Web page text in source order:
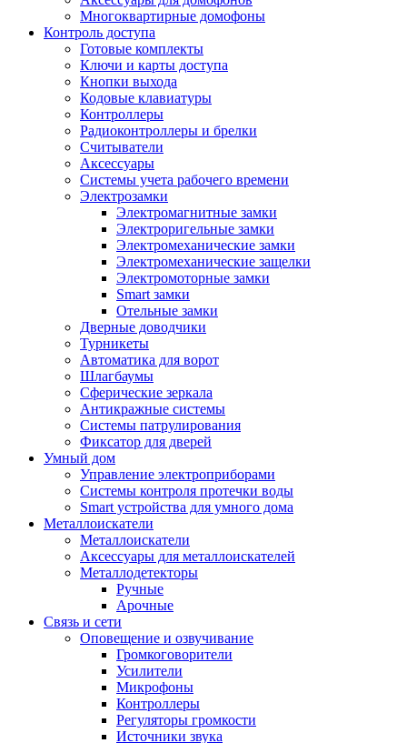
Многоквартирные домофоны
Контроль доступа
Готовые комплекты
Ключи и карты доступа
Кнопки выхода
Кодовые клавиатуры
Контроллеры
Радиоконтроллеры и брелки
Считыватели
Аксессуары
Системы учета рабочего времени
Электрозамки
Электромагнитные замки
Электроригельные замки
Электромеханические замки
Электромеханические защелки
Электромоторные замки
Smart замки
Отельные замки
Дверные доводчики
Турникеты
Автоматика для ворот
Шлагбаумы
Сферические зеркала
Антикражные системы
Системы патрулирования
Фиксатор для дверей
Умный дом
Управление электроприборами
Системы контроля протечки воды
Smart устройства для умного дома
Металлоискатели
Металлоискатели
Аксессуары для металлоискателей
Металлодетекторы
Ручные
Арочные
Связь и сети
Оповещение и озвучивание
Громкоговорители
Усилители
Микрофоны
Контроллеры
Регуляторы громкости
Источники звука